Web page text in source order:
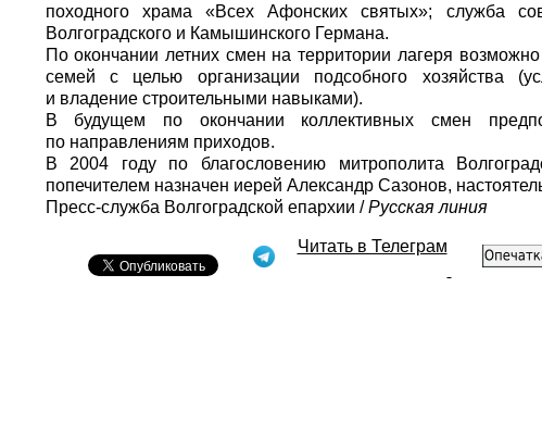
походного храма «Всех Афонских святых»; служба
Волгоградского и Камышинского Германа.
По окончании летних смен на территории лагеря
семей с целью организации подсобного хозяйства
и владение строительными навыками).
В будущем по окончании коллективных смен
по направлениям приходов.
В 2004 году по благословению митрополита
попечителем назначен иерей Александр Сазонов,
Пресс-служба Волгоградской епархии /Русская линия
Читать в Телеграм